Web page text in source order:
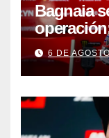
Bagnaia
durante
6 DE